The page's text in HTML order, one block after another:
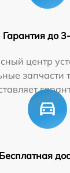
Гарантия до
центр
запчасти
Бесплатная